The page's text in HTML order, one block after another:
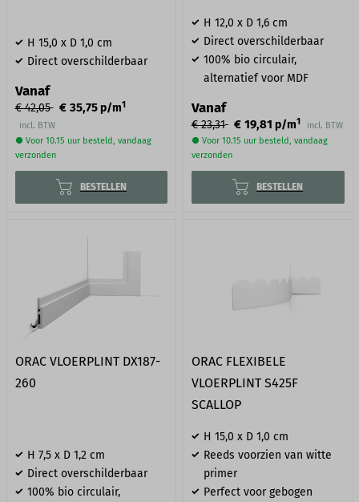
H 15,0 x D 1,0 cm
Direct overschilderbaar
Vanaf
€ 42,05 € 35,75p/m1
incl. BTW
● Voor 10.15 uur besteld, vandaag
verzonden
BESTELLEN
H 12,0 x D 1,6 cm
Direct overschilderbaar
100% bio circulair,
alternatief voor MDF
Vanaf
€ 23,31 € 19,81 p/m1
incl. BTW
● Voor 10.15 uur besteld, vandaag
verzonden
BESTELLEN
ORAC VLOERPLINT DX187-
260
H 7,5 x D 1,2 cm
Direct overschilderbaar
100% bio circulair,
ORAC FLEXIBELE
VLOERPLINT S425F
SCALLOP
H 15,0 x D 1,0 cm
Reeds voorzien van witte
primer
Perfect voor gebogen